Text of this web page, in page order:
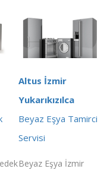
Altus İzmir
Yukarıkızılca
Beyaz Eşya Tamirci
Servisi
Beyaz Eşya İzmir